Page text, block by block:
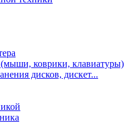
коврики, клавиатуры)
дисков, дискет...